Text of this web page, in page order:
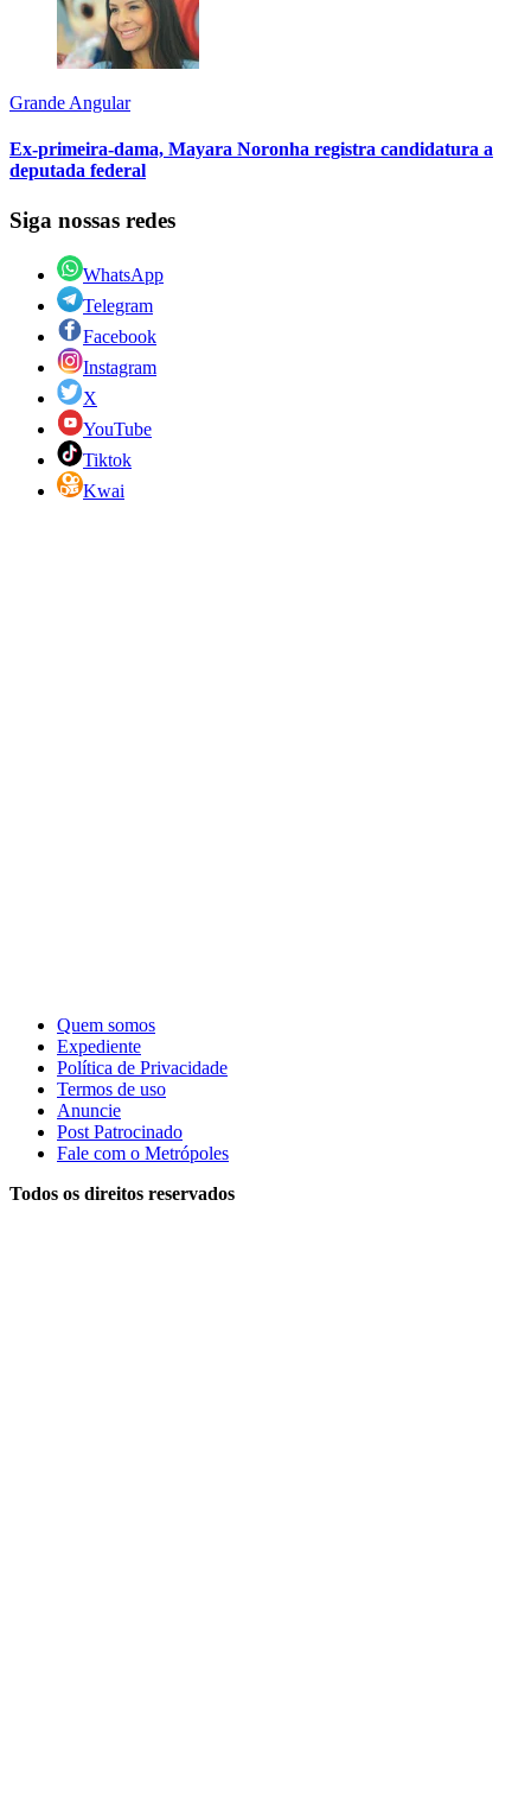
Grande Angular
Ex-primeira-dama, Mayara Noronha registra candidatura a
deputada federal
Siga nossas redes
WhatsApp
Telegram
Facebook
Instagram
X
YouTube
Tiktok
Kwai
Quem somos
Expediente
Política de Privacidade
Termos de uso
Anuncie
Post Patrocinado
Fale com o Metrópoles
Todos os direitos reservados